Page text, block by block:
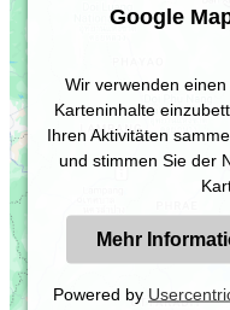
Google
Wir verwenden
Karteninhalte
Ihren Aktivitäten
und stimmen Sie der
Mehr
Powered by